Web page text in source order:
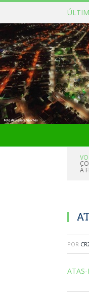
À
POR
ATAS-